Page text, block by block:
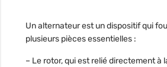
Un alternateur est un dispositif qui
plusieurs pièces essentielles :
– Le rotor, qui est relié directement à